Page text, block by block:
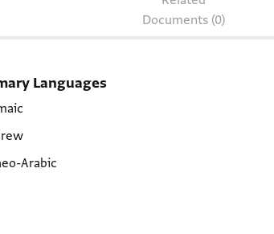
Documents (0)
Languages
Arabic